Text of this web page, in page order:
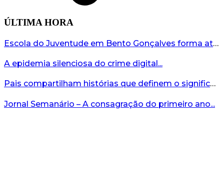
ÚLTIMA HORA
Escola do Juventude em Bento Gonçalves forma atletas da região...
A epidemia silenciosa do crime digital...
Pais compartilham histórias que definem o significado da missão...
Jornal Semanário – A consagração do primeiro ano...